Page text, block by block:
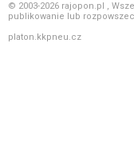
© 2003-2026 rajopon.pl ,
publikowanie lub
platon.kkpneu.cz